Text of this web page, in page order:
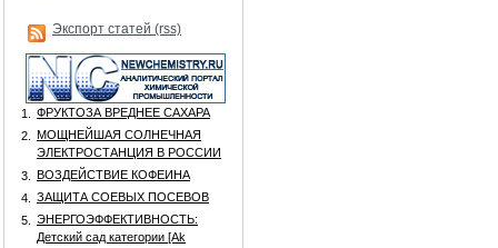
Экспорт статей (rss)
1.
ФРУКТОЗА ВРЕДНЕЕ САХАРА
2.
МОЩНЕЙШАЯ СОЛНЕЧНАЯ
ЭЛЕКТРОСТАНЦИЯ В РОССИИ
3.
ВОЗДЕЙСТВИЕ КОФЕИНА
4.
ЗАЩИТА СОЕВЫХ ПОСЕВОВ
5.
ЭНЕРГОЭФФЕКТИВНОСТЬ:
Детский сад категории [Аk